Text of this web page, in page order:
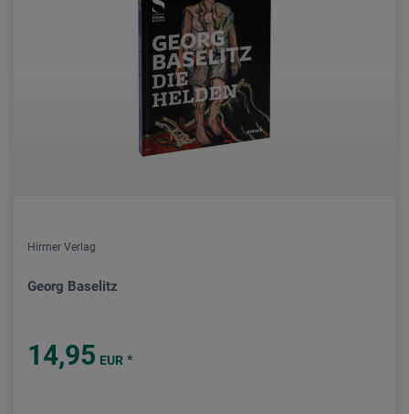
Hirmer Verlag
Georg Baselitz
14,95 EUR *